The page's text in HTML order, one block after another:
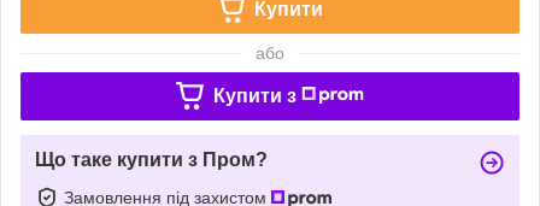
Купити
або
Купити з
Що таке купити з Пром?
Замовлення під захистом